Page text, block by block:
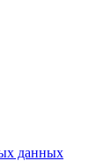
данных